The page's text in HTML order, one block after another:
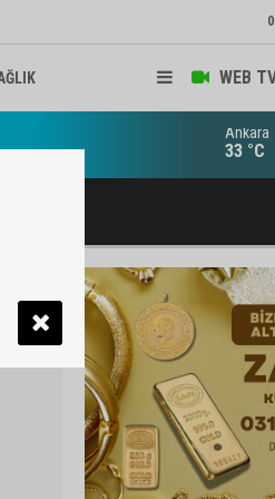
WEB
ve Arabulucu Rüstem Yiğit
Ankara
33 °C